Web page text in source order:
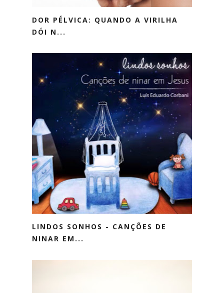
DOR PÉLVICA: QUANDO A VIRILHA
DÓI N...
LINDOS SONHOS - CANÇÕES DE
NINAR EM...